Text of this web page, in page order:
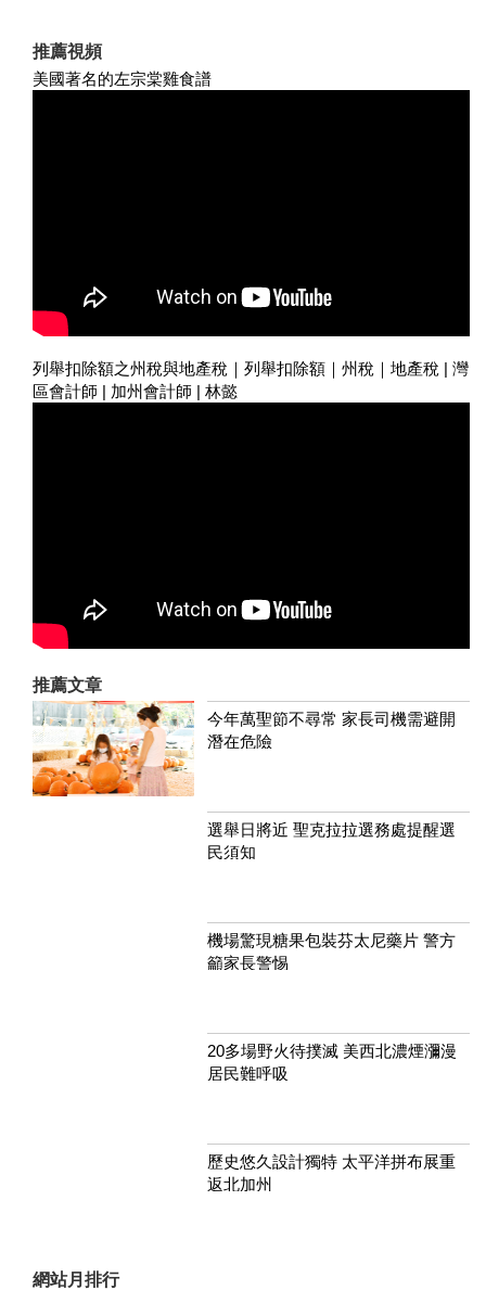
推薦視頻
美國著名的左宗棠雞食譜
列舉扣除額之州稅與地產稅｜列舉扣除額｜州稅｜地產稅 | 灣
區會計師 | 加州會計師 | 林懿
推薦文章
今年萬聖節不尋常 家長司機需避開
潛在危險
選舉日將近 聖克拉拉選務處提醒選
民須知
機場驚現糖果包裝芬太尼藥片 警方
籲家長警惕
20多場野火待撲滅 美西北濃煙瀰漫
居民難呼吸
歷史悠久設計獨特 太平洋拼布展重
返北加州
網站月排行